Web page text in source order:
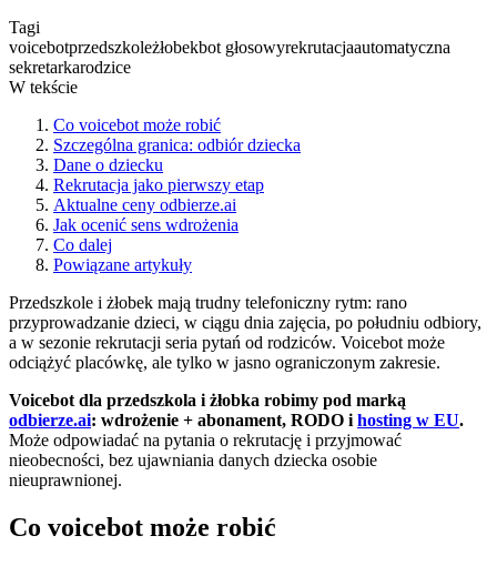
Tagi
voicebotprzedszkoleżłobekbot głosowyrekrutacjaautomatyczna
sekretarkarodzice
W tekście
Co voicebot może robić
Szczególna granica: odbiór dziecka
Dane o dziecku
Rekrutacja jako pierwszy etap
Aktualne ceny odbierze.ai
Jak ocenić sens wdrożenia
Co dalej
Powiązane artykuły
Przedszkole i żłobek mają trudny telefoniczny rytm: rano
przyprowadzanie dzieci, w ciągu dnia zajęcia, po południu odbiory,
a w sezonie rekrutacji seria pytań od rodziców. Voicebot może
odciążyć placówkę, ale tylko w jasno ograniczonym zakresie.
Voicebot dla przedszkola i żłobka robimy pod marką
odbierze.ai: wdrożenie + abonament, RODO i hosting w EU.
Może odpowiadać na pytania o rekrutację i przyjmować
nieobecności, bez ujawniania danych dziecka osobie
nieuprawnionej.
Co voicebot może robić